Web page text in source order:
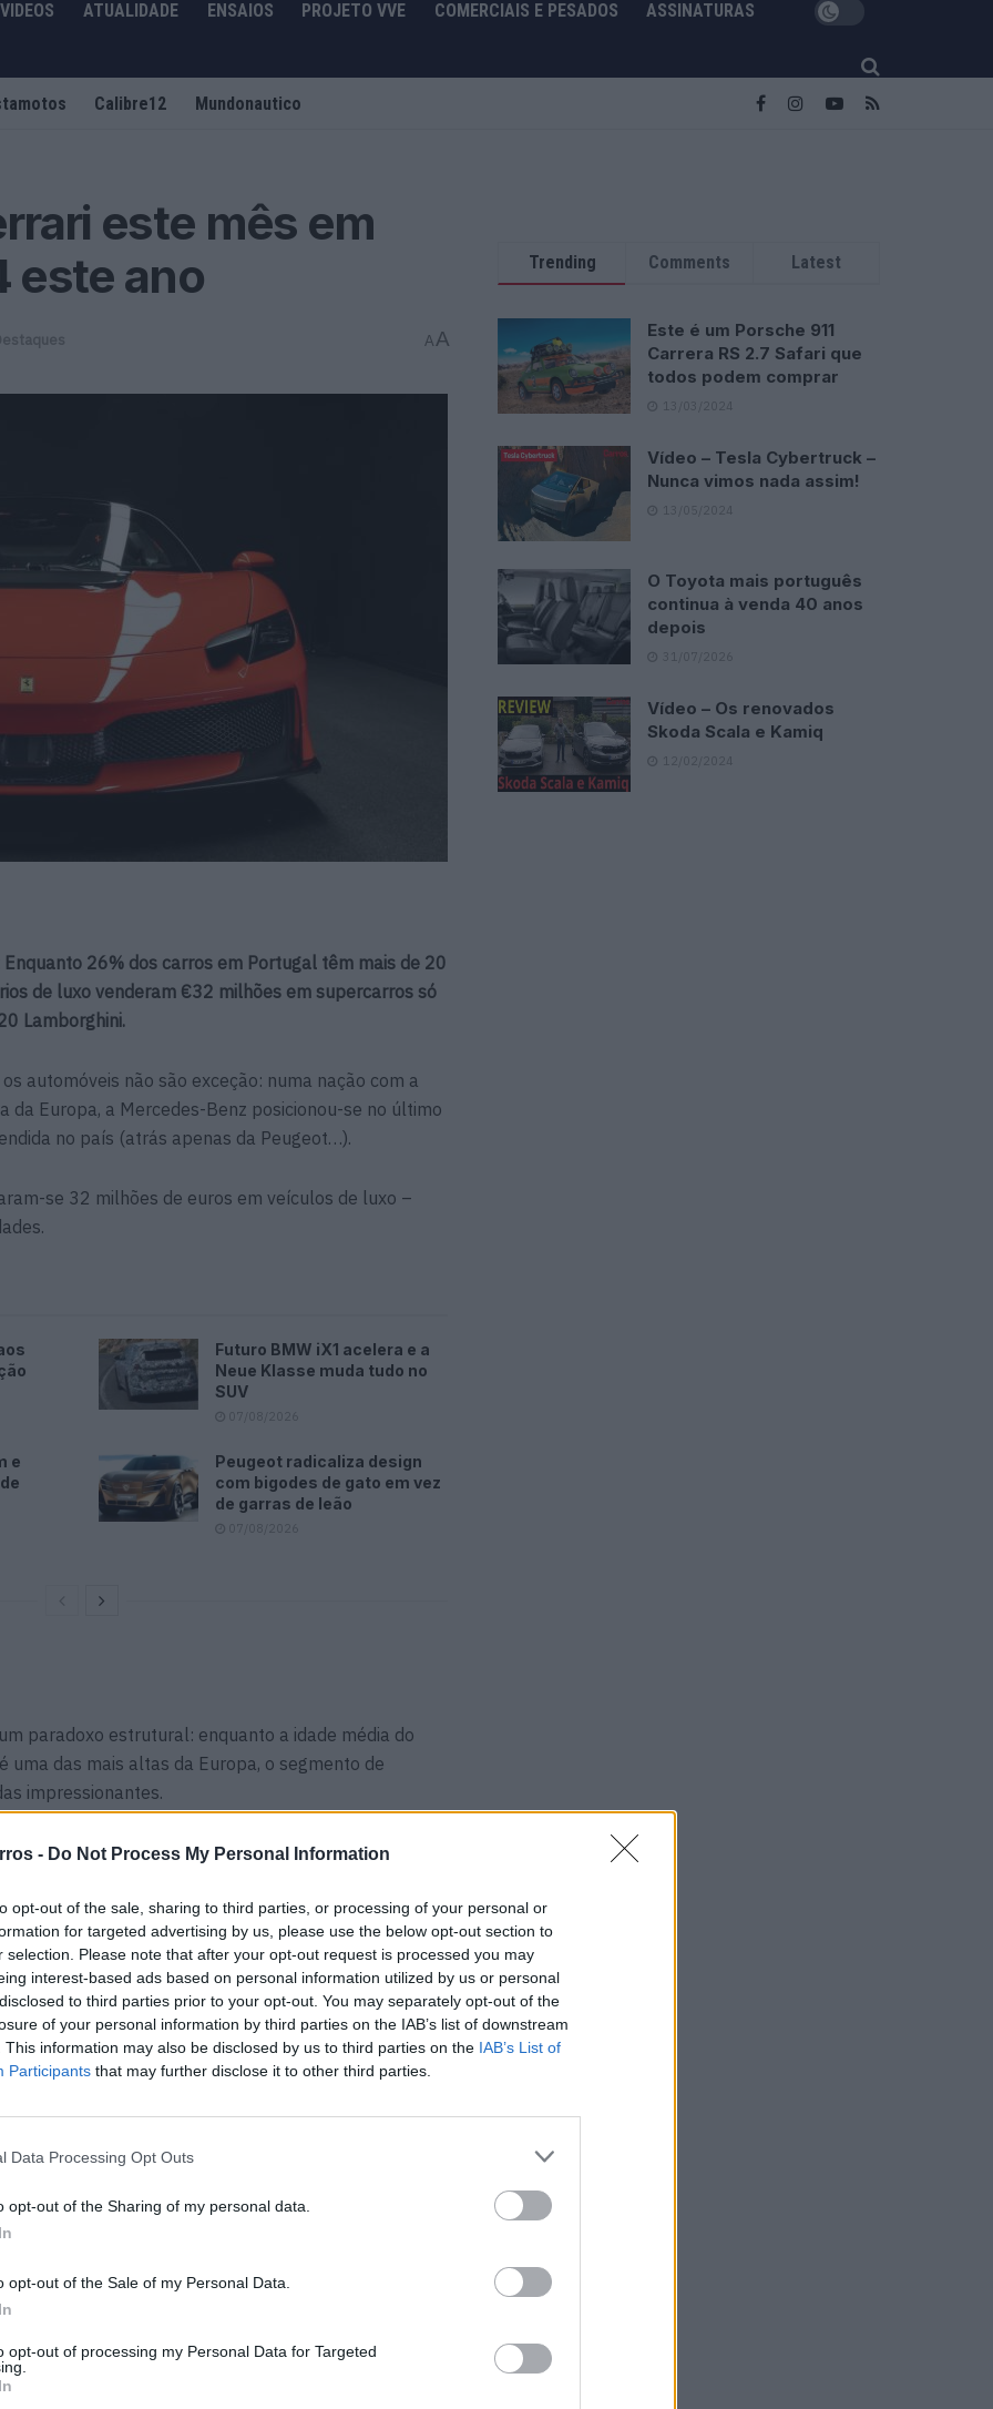
- Do Not Process My Personal Information
opt-out of the sale, sharing to third parties, or processing of your personal or
for targeted advertising by us, please use the below opt-out section to
selection. Please note that after your opt-out request is processed you may
interest-based ads based on personal information utilized by us or personal
to third parties prior to your opt-out. You may separately opt-out of the
of your personal information by third parties on the IAB’s list of downstream
This information may also be disclosed by us to third parties on the IAB’s List of
Participants that may further disclose it to other third parties.
Data Processing Opt Outs
opt-out of the Sharing of my personal data.
opt-out of the Sale of my Personal Data.
opt-out of processing my Personal Data for Targeted
VIDEOS ATUALIDADE ENSAIOS PROJETO VVE COMERCIAIS E PESADOS ASSINATURAS
Calibre12 Mundonautico
este mês em
este ano
AA
26% dos carros em Portugal têm mais de 20
de luxo venderam €32 milhões em supercarros só
Lamborghini.
automóveis não são exceção: numa nação com a
Europa, a Mercedes-Benz posicionou-se no último
no país (atrás apenas da Peugeot…).
se 32 milhões de euros em veículos de luxo –
Futuro BMW iX1 acelera e a
Neue Klasse muda tudo no
SUV
07/08/2026
e
Peugeot radicaliza design
com bigodes de gato em vez
de garras de leão
07/08/2026
paradoxo estrutural: enquanto a idade média do
uma das mais altas da Europa, o segmento de
impressionantes.
de luxo foram comercializados, totalizando32,3
valor médio: €450 mil)
Urus lidera vendas)
milhões)
Continental GT no topo).
elétricos. A
Trending Comments Latest
Este é um Porsche 911
Carrera RS 2.7 Safari que
todos podem comprar
13/03/2024
Vídeo – Tesla Cybertruck –
Nunca vimos nada assim!
13/05/2024
O Toyota mais português
continua à venda 40 anos
depois
31/07/2026
Vídeo – Os renovados
Skoda Scala e Kamiq
12/02/2024